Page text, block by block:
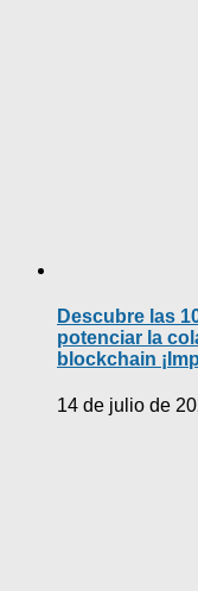
Descubre las
potenciar la
blockchain
14 de julio de